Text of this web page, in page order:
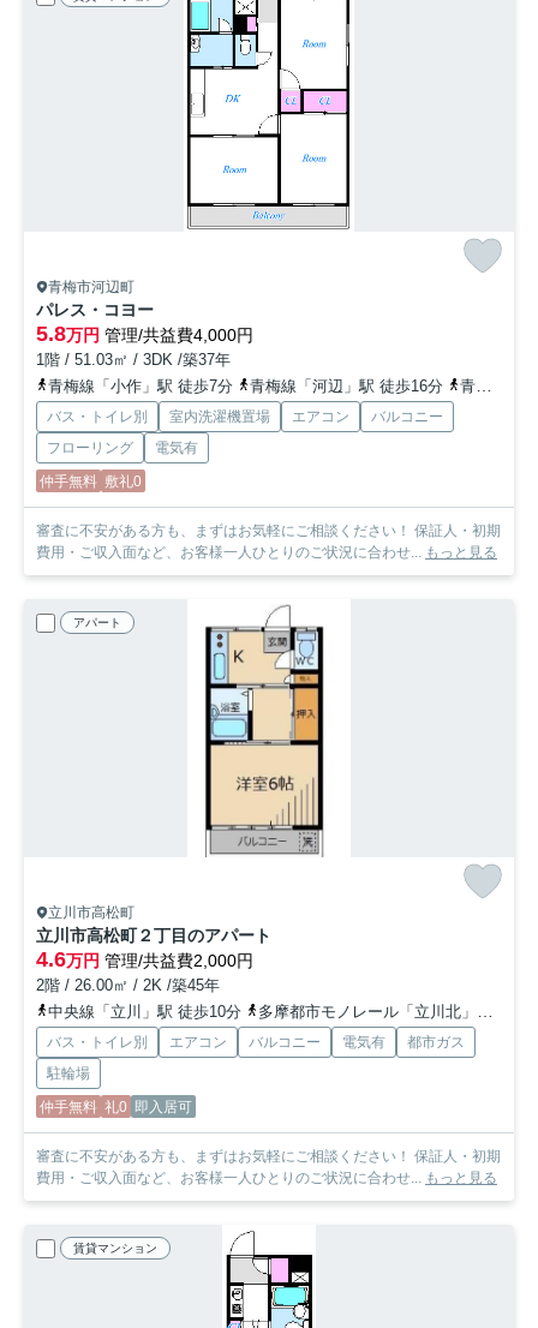
青梅市河辺町
パレス・コヨー
5.8万円 管理/共益費4,000円
1階 / 51.03㎡ / 3DK /築37年
青梅線「小作」駅 徒歩7分
青梅線「河辺」駅 徒歩16分 青梅線「東青梅」駅 車10分
バス・トイレ別 室内洗濯機置場 エアコン
バルコニー
フローリング
電気有
仲手無料 敷礼0
審査に不安がある方も、まずはお気軽にご相談ください！ 保証人・初期
費用・ご収入面など、お客様一人ひとりのご状況に合わせ...
もっと見る
アパート
立川市高松町
立川市高松町２丁目のアパート
4.6万円 管理/共益費2,000円
2階 / 26.00㎡ / 2K /築45年
中央線「立川」駅 徒歩10分
多摩都市モノレール「立川北」駅 徒歩14分
バス・トイレ別 エアコン バルコニー 電気有
都市ガス
駐輪場
仲手無料 礼0 即入居可
審査に不安がある方も、まずはお気軽にご相談ください！ 保証人・初期
費用・ご収入面など、お客様一人ひとりのご状況に合わせ...
もっと見る
賃貸マンション